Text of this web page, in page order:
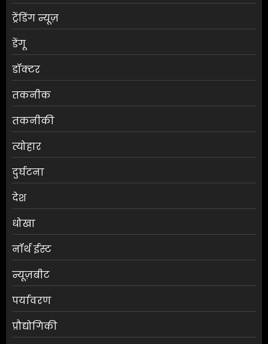
ट्रेंडिंग न्यूज़
डेंगू
डॉक्टर
तकनीक
तकनीकी
त्योहार
दुर्घटना
देश
धोखा
नॉर्थ ईस्ट
न्यूज़बीट
पर्यावरण
प्रौद्योगिकी